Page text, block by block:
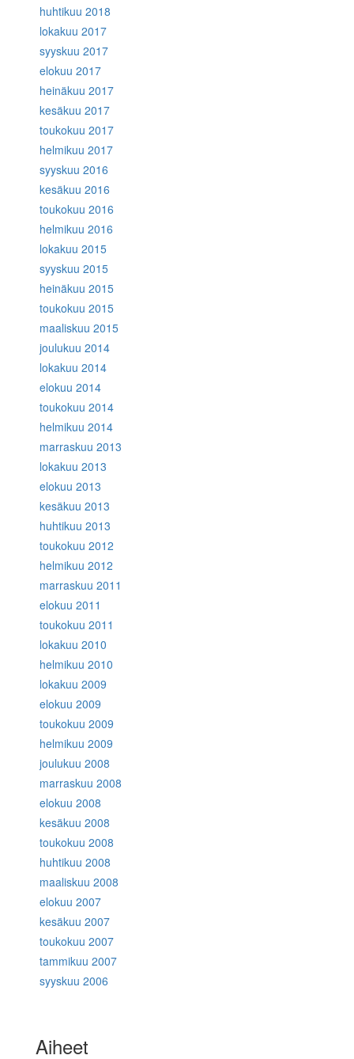
huhtikuu 2018
lokakuu 2017
syyskuu 2017
elokuu 2017
heinäkuu 2017
kesäkuu 2017
toukokuu 2017
helmikuu 2017
syyskuu 2016
kesäkuu 2016
toukokuu 2016
helmikuu 2016
lokakuu 2015
syyskuu 2015
heinäkuu 2015
toukokuu 2015
maaliskuu 2015
joulukuu 2014
lokakuu 2014
elokuu 2014
toukokuu 2014
helmikuu 2014
marraskuu 2013
lokakuu 2013
elokuu 2013
kesäkuu 2013
huhtikuu 2013
toukokuu 2012
helmikuu 2012
marraskuu 2011
elokuu 2011
toukokuu 2011
lokakuu 2010
helmikuu 2010
lokakuu 2009
elokuu 2009
toukokuu 2009
helmikuu 2009
joulukuu 2008
marraskuu 2008
elokuu 2008
kesäkuu 2008
toukokuu 2008
huhtikuu 2008
maaliskuu 2008
elokuu 2007
kesäkuu 2007
toukokuu 2007
tammikuu 2007
syyskuu 2006
Aiheet